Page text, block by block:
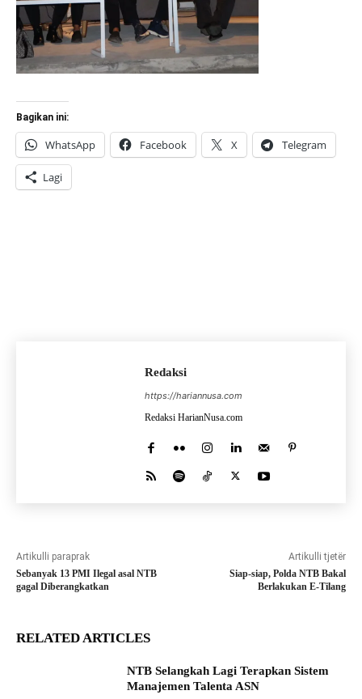
Bagikan ini:
WhatsApp Facebook X Telegram
Lagi
Redaksi
https://hariannusa.com
Redaksi HarianNusa.com
Artikulli paraprak
Sebanyak 13 PMI Ilegal asal NTB
gagal Diberangkatkan
Artikulli tjetër
Siap-siap, Polda NTB Bakal
Berlakukan E-Tilang
RELATED ARTICLES
NTB Selangkah Lagi Terapkan Sistem
Manajemen Talenta ASN